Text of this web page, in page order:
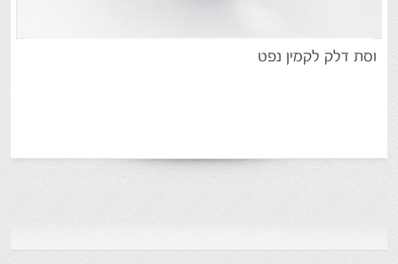
וסת דלק לקמין נפט